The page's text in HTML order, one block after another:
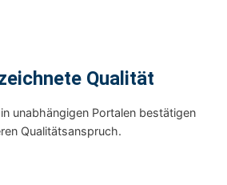
Qualität
unabhängigen Portalen bestätigen
Qualitätsanspruch.